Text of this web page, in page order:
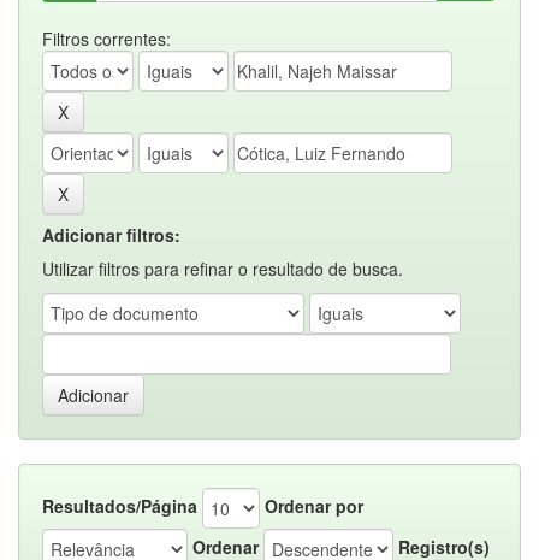
Filtros correntes:
Adicionar filtros:
Utilizar filtros para refinar o resultado de busca.
Resultados/Página
Ordenar por
Ordenar
Registro(s)